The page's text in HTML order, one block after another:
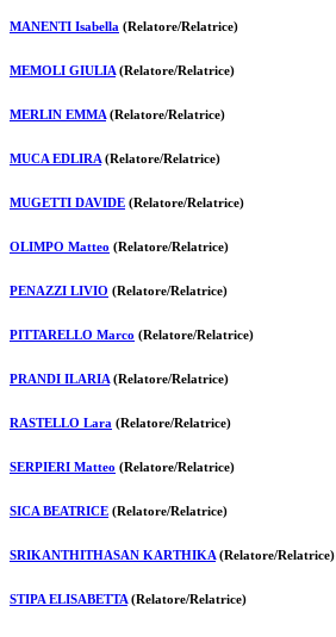
MANENTI Isabella (Relatore/Relatrice)
MEMOLI GIULIA (Relatore/Relatrice)
MERLIN EMMA (Relatore/Relatrice)
MUCA EDLIRA (Relatore/Relatrice)
MUGETTI DAVIDE (Relatore/Relatrice)
OLIMPO Matteo (Relatore/Relatrice)
PENAZZI LIVIO (Relatore/Relatrice)
PITTARELLO Marco (Relatore/Relatrice)
PRANDI ILARIA (Relatore/Relatrice)
RASTELLO Lara (Relatore/Relatrice)
SERPIERI Matteo (Relatore/Relatrice)
SICA BEATRICE (Relatore/Relatrice)
SRIKANTHITHASAN KARTHIKA (Relatore/Relatrice)
STIPA ELISABETTA (Relatore/Relatrice)